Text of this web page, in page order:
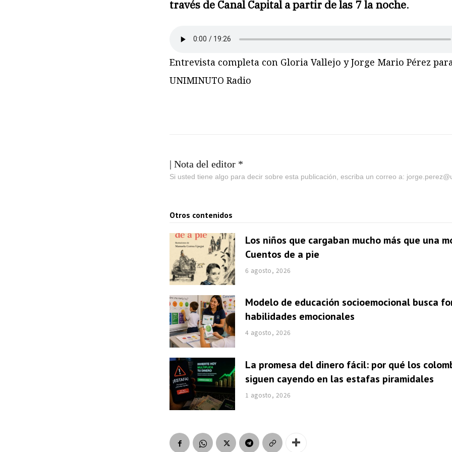
través de Canal Capital a partir de las 7 la noche.
Entrevista completa con Gloria Vallejo y Jorge Mario Pérez
UNIMINUTO Radio
| Nota del editor *
Si usted tiene algo para decir sobre esta publicación, escriba un correo a:
Otros contenidos
Los niños que cargaban mucho más que una
Cuentos de a pie
6 agosto, 2026
Modelo de educación socioemocional busca
habilidades emocionales
4 agosto, 2026
La promesa del dinero fácil: por qué los
siguen cayendo en las estafas piramidales
1 agosto, 2026